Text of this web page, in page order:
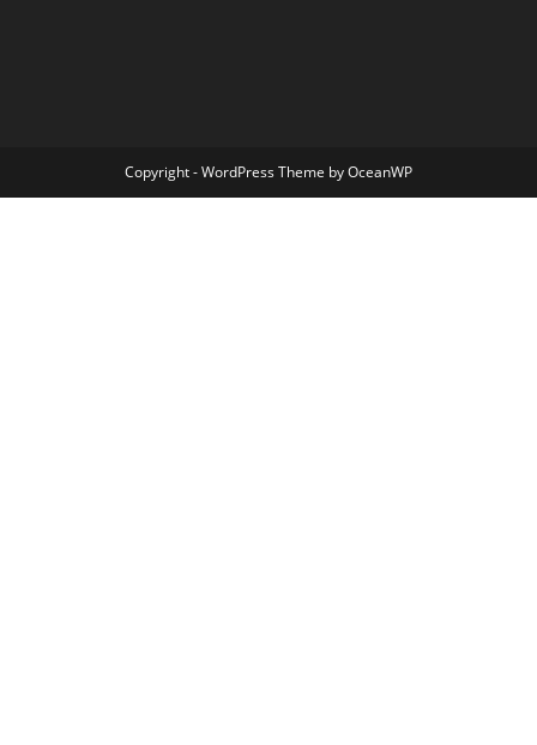
Copyright - WordPress Theme by OceanWP